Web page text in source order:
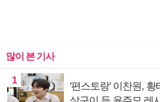
많이 본 기사
1
'편스토랑' 이찬원, 황